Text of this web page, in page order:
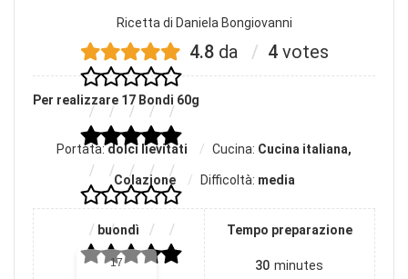
Ricetta di Daniela Bongiovanni
4.8da 4votes
Per realizzare 17 Bondi 60g
Portata:dolci lievitati Cucina: Cucina italiana,
Colazione Difficoltà: media
buondì
Adjust
Tempo preparazione
30 minutes